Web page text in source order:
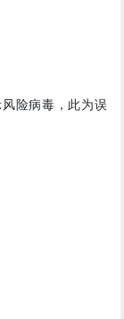
险病毒，此为误